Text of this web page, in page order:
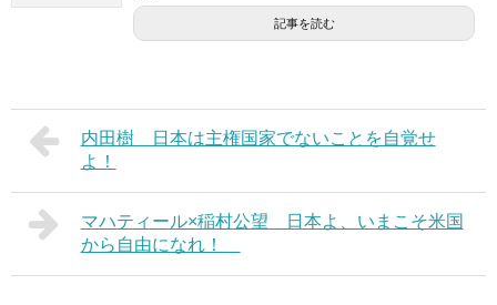
記事を読む
内田樹 日本は主権国家でないことを自覚せ
よ！
マハティール×稲村公望 日本よ、いまこそ米国
から自由になれ！